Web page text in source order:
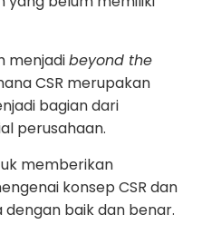
menjadibeyond the
CSR merupakan
bagian dari
perusahaan.
memberikan
konsep CSR dan
baik dan benar.